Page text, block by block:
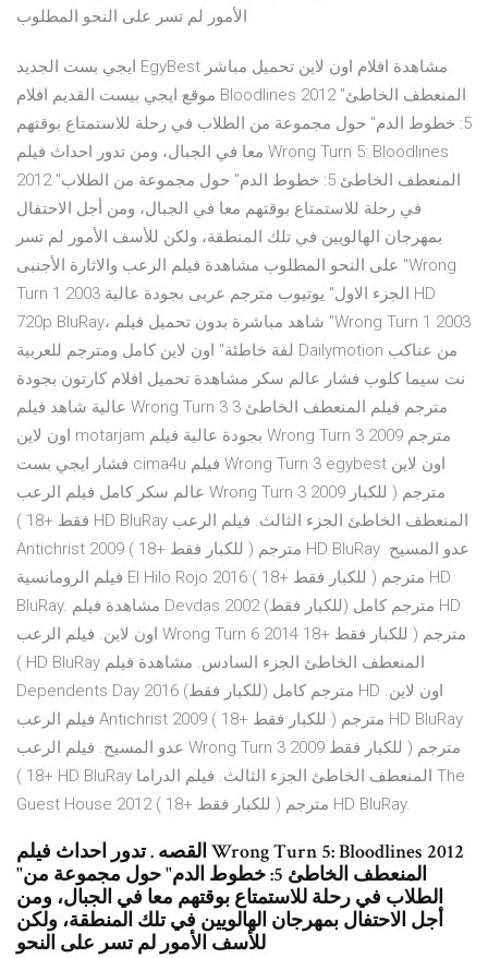
الأمور لم تسر على النحو المطلوب
ايجي بست الجديد EgyBest مشاهدة افلام اون لاين تحميل مباشر
موقع ايجي بيست القديم افلام Bloodlines 2012 "المنعطف الخاطئ
5: خطوط الدم" حول مجموعة من الطلاب في رحلة للاستمتاع بوقتهم
معا في الجبال، ومن تدور احداث فيلم Wrong Turn 5: Bloodlines
2012 "المنعطف الخاطئ 5: خطوط الدم" حول مجموعة من الطلاب
في رحلة للاستمتاع بوقتهم معا في الجبال، ومن أجل الاحتفال
بمهرجان الهالويين في تلك المنطقة، ولكن للأسف الأمور لم تسر
على النحو المطلوب مشاهدة فيلم الرعب والاثارة الأجنبى "Wrong
Turn 1 2003 الجزء الاول" يوتيوب مترجم عربى بجودة عالية HD
720p BluRay، شاهد مباشرة بدون تحميل فيلم "Wrong Turn 1 2003
لفة خاطئة" اون لاين كامل ومترجم للعربية Dailymotion من عناكب
نت سيما كلوب فشار عالم سكر مشاهدة تحميل افلام كارتون بجودة
عالية شاهد فيلم Wrong Turn 3 مترجم فيلم المنعطف الخاطئ 3
اون لاين motarjam بجودة عالية فيلم Wrong Turn 3 2009 مترجم
فشار ايجي بست cima4u فيلم Wrong Turn 3 egybest اون لاين
عالم سكر كامل فيلم الرعب Wrong Turn 3 2009 مترجم ( للكبار
فقط +18 ) HD BluRay المنعطف الخاطئ الجزء الثالث. فيلم الرعب
Antichrist 2009 مترجم ( للكبار فقط +18 ) HD BluRay عدو المسيح.
فيلم الرومانسية El Hilo Rojo 2016 مترجم ( للكبار فقط +18 ) HD
BluRay. مشاهدة فيلم Devdas 2002 مترجم كامل (للكبار فقط) HD
اون لاين. فيلم الرعب Wrong Turn 6 2014 مترجم ( للكبار فقط +18
) HD BluRay المنعطف الخاطئ الجزء السادس. مشاهدة فيلم
Dependents Day 2016 مترجم كامل (للكبار فقط) HD اون لاين.
فيلم الرعب Antichrist 2009 مترجم ( للكبار فقط +18 ) HD BluRay
عدو المسيح. فيلم الرعب Wrong Turn 3 2009 مترجم ( للكبار فقط
+18 ) HD BluRay المنعطف الخاطئ الجزء الثالث. فيلم الدراما The
Guest House 2012 مترجم ( للكبار فقط +18 ) HD BluRay.
القصه . تدور احداث فيلم Wrong Turn 5: Bloodlines 2012
"المنعطف الخاطئ 5: خطوط الدم" حول مجموعة من
الطلاب في رحلة للاستمتاع بوقتهم معا في الجبال، ومن
أجل الاحتفال بمهرجان الهالويين في تلك المنطقة، ولكن
للأسف الأمور لم تسر على النحو